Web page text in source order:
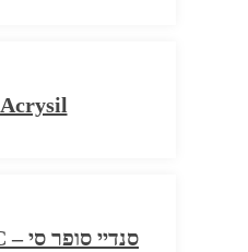
Acrysil – סילר
סנדיי סופר סי – Synde Super C